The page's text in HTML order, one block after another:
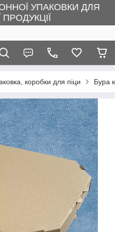
УПАКОВКИ ДЛЯ
коробки для піци Бура